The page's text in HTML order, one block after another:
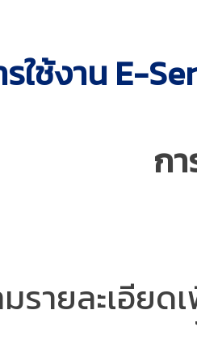
รใช้งาน E-
ก
รายละเอีย